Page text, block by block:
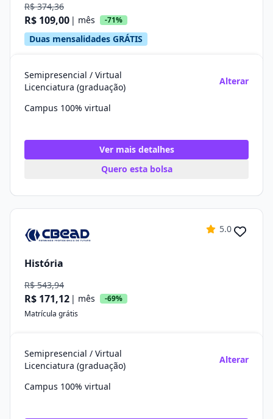
R$ 374,36
R$ 109,00 | mês -71%
Duas mensalidades GRÁTIS
Semipresencial / Virtual
Licenciatura (graduação)
Alterar
Campus 100% virtual
Ver mais detalhes
Quero esta bolsa
5.0
História
R$ 543,94
R$ 171,12 | mês
-69%
Matrícula grátis
Semipresencial / Virtual
Licenciatura (graduação)
Alterar
Campus 100% virtual